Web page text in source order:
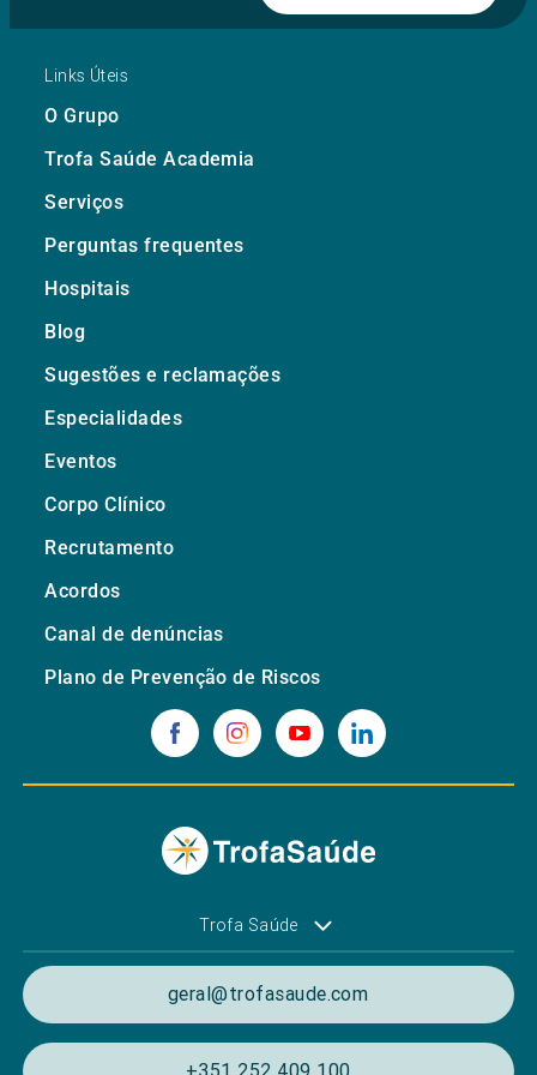
Links Úteis
O Grupo
Trofa Saúde Academia
Serviços
Perguntas frequentes
Hospitais
Blog
Sugestões e reclamações
Especialidades
Eventos
Corpo Clínico
Recrutamento
Acordos
Canal de denúncias
Plano de Prevenção de Riscos
Trofa Saúde
geral@trofasaude.com